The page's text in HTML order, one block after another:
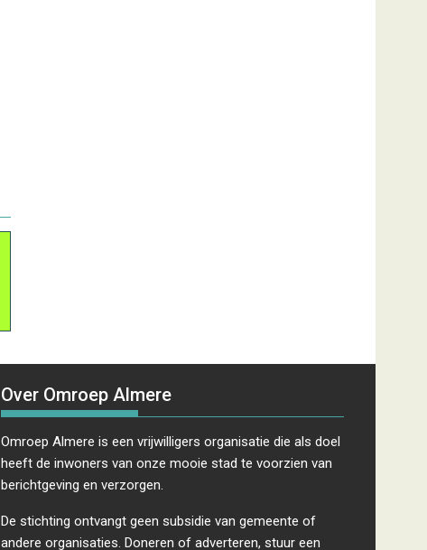
Over Omroep Almere
Omroep Almere is een vrijwilligers organisatie die als doel
heeft de inwoners van onze mooie stad te voorzien van
berichtgeving en verzorgen.
De stichting ontvangt geen subsidie van gemeente of
andere organisaties. Doneren of adverteren, stuur een